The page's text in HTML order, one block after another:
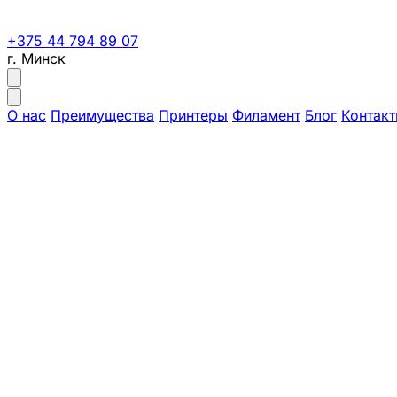
+375 44 794 89 07
г. Минск
О нас Преимущества Принтеры Филамент Блог